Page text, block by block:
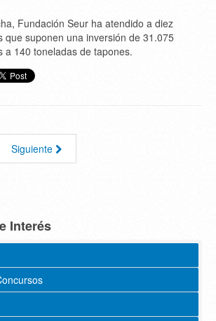
Fundación Seur ha atendido a diez
que suponen una inversión de 31.075
a 140 toneladas de tapones.
Siguiente
Interés